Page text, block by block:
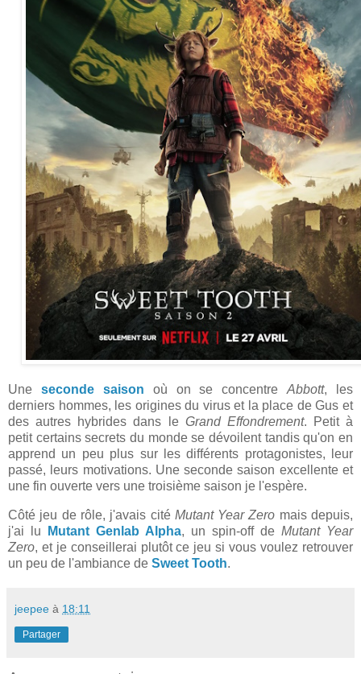
Une seconde saison où on se concentreAbbott, les
derniers hommes, les origines du virus et la place de Gus et
des autres hybrides dans le Grand Effondrement. Petit à
petit certains secrets du monde se dévoilent tandis qu'on en
apprend un peu plus sur les différents protagonistes, leur
passé, leurs motivations. Une seconde saison excellente et
une fin ouverte vers une troisième saison je l'espère.
Côté jeu de rôle, j'avais cité Mutant Year Zero mais depuis,
j'ai lu
Mutant Genlab Alpha, un spin-off de Mutant Year
Zero, et je conseillerai plutôt ce jeu si vous voulez retrouver
un peu de l'ambiance de Sweet Tooth.
jeepee à 18:11
Partager